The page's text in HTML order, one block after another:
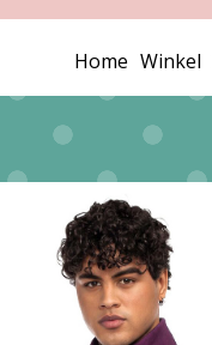
Home Winkel